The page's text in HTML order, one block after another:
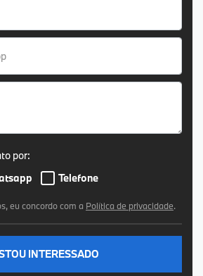
por:
Telefone
eu concordo com a Política de privacidade.
INTERESSADO